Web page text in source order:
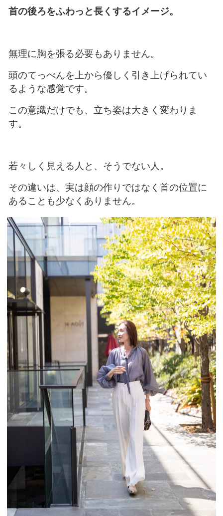
首の後ろをふわっと長くするイメージ。
無理に胸を張る必要もありません。
頭のてっぺんを上から優しく引き上げられてい
るような感覚です。
この意識だけでも、立ち姿は大きく変わりま
す。
若々しく見える人と、そうでない人。
その違いは、実は顔の作りではなく首の位置に
あることも少なくありません。